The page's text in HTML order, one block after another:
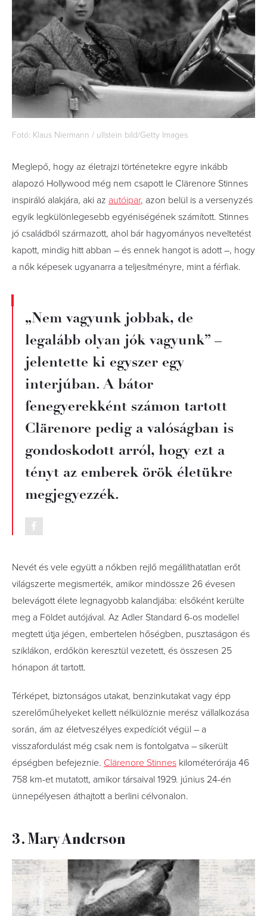
Fotó: Klaus Niermann / ullstein bild/Getty Images
Meglepő, hogy az életrajzi történetekre egyre inkább
alapozó Hollywood még nem csapott le Clärenore Stinnes
inspiráló alakjára, aki az autóipar, azon belül is a versenyzés
egyik legkülönlegesebb egyéniségének számított. Stinnes
jó családból származott, ahol bár hagyományos neveltetést
kapott, mindig hitt abban – és ennek hangot is adott –, hogy
a nők képesek ugyanarra a teljesítményre, mint a férfiak.
„Nem vagyunk jobbak, de
legalább olyan jók vagyunk” –
jelentette ki egyszer egy
interjúban. A bátor
fenegyerekként számon tartott
Clärenore pedig a valóságban is
gondoskodott arról, hogy ezt a
tényt az emberek örök életükre
megjegyezzék.
Nevét és vele együtt a nőkben rejlő megállíthatatlan erőt
világszerte megismerték, amikor mindössze 26 évesen
belevágott élete legnagyobb kalandjába: elsőként kerülte
meg a Földet autójával. Az Adler Standard 6-os modellel
megtett útja jégen, embertelen hőségben, pusztaságon és
sziklákon, erdőkön keresztül vezetett, és összesen 25
hónapon át tartott.
Térképet, biztonságos utakat, benzinkutakat vagy épp
szerelőműhelyeket kellett nélkülöznie merész vállalkozása
során, ám az életveszélyes expedíciót végül – a
visszafordulást még csak nem is fontolgatva – sikerült
épségben befejeznie. Clärenore Stinnes kilométerórája 46
758 km-et mutatott, amikor társaival 1929. június 24-én
ünnepélyesen áthajtott a berlini célvonalon.
3. Mary Anderson